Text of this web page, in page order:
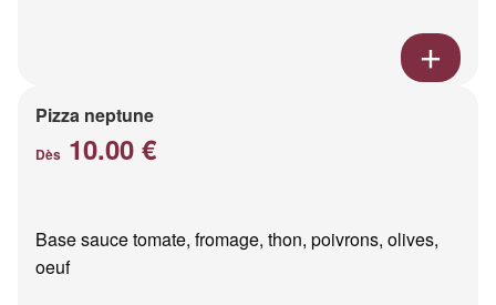
Pizza neptune
Dès 10.00 €
Base sauce tomate, fromage, thon, poivrons, olives,
oeuf